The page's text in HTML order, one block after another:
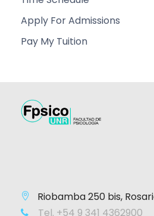
Apply For Admissions
Pay My Tuition
Riobamba 250 bis,
Tel. +54 9 341 4362900